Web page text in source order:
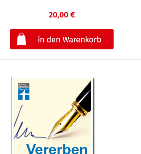
20,00 €